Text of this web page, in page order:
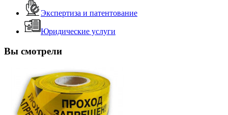
Экспертиза и патентование
Юридические услуги
Вы смотрели